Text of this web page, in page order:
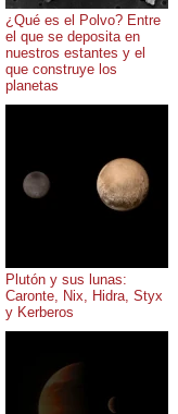
¿Qué es el Polvo? Entre
el que se deposita en
nuestros estantes y el
que construye los
planetas
Plutón y sus lunas:
Caronte, Nix, Hidra, Styx
y Kerberos